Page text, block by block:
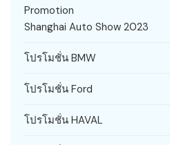
Promotion
Shanghai Auto Show 2023
โปรโมชั่น BMW
โปรโมชั่น Ford
โปรโมชั่น HAVAL